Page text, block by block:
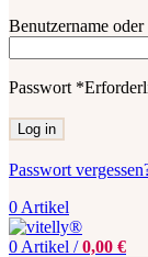
Benutzername
Passwort *
Log in
Passwort
0 Artikel
0 Artikel / 0,00 €